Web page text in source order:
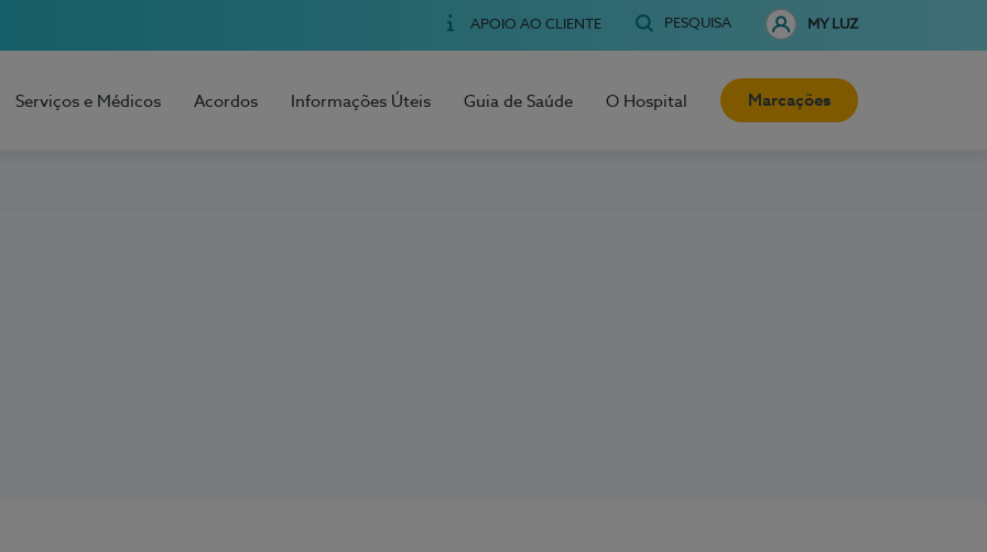
APOIO AO CLIENTE PESQUISA MY LUZ
Serviços e Médicos Acordos Informações Úteis Guia de Saúde O Hospital Marcações